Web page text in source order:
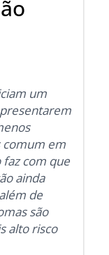
um
comum em
com que
ainda
de
são
alto risco